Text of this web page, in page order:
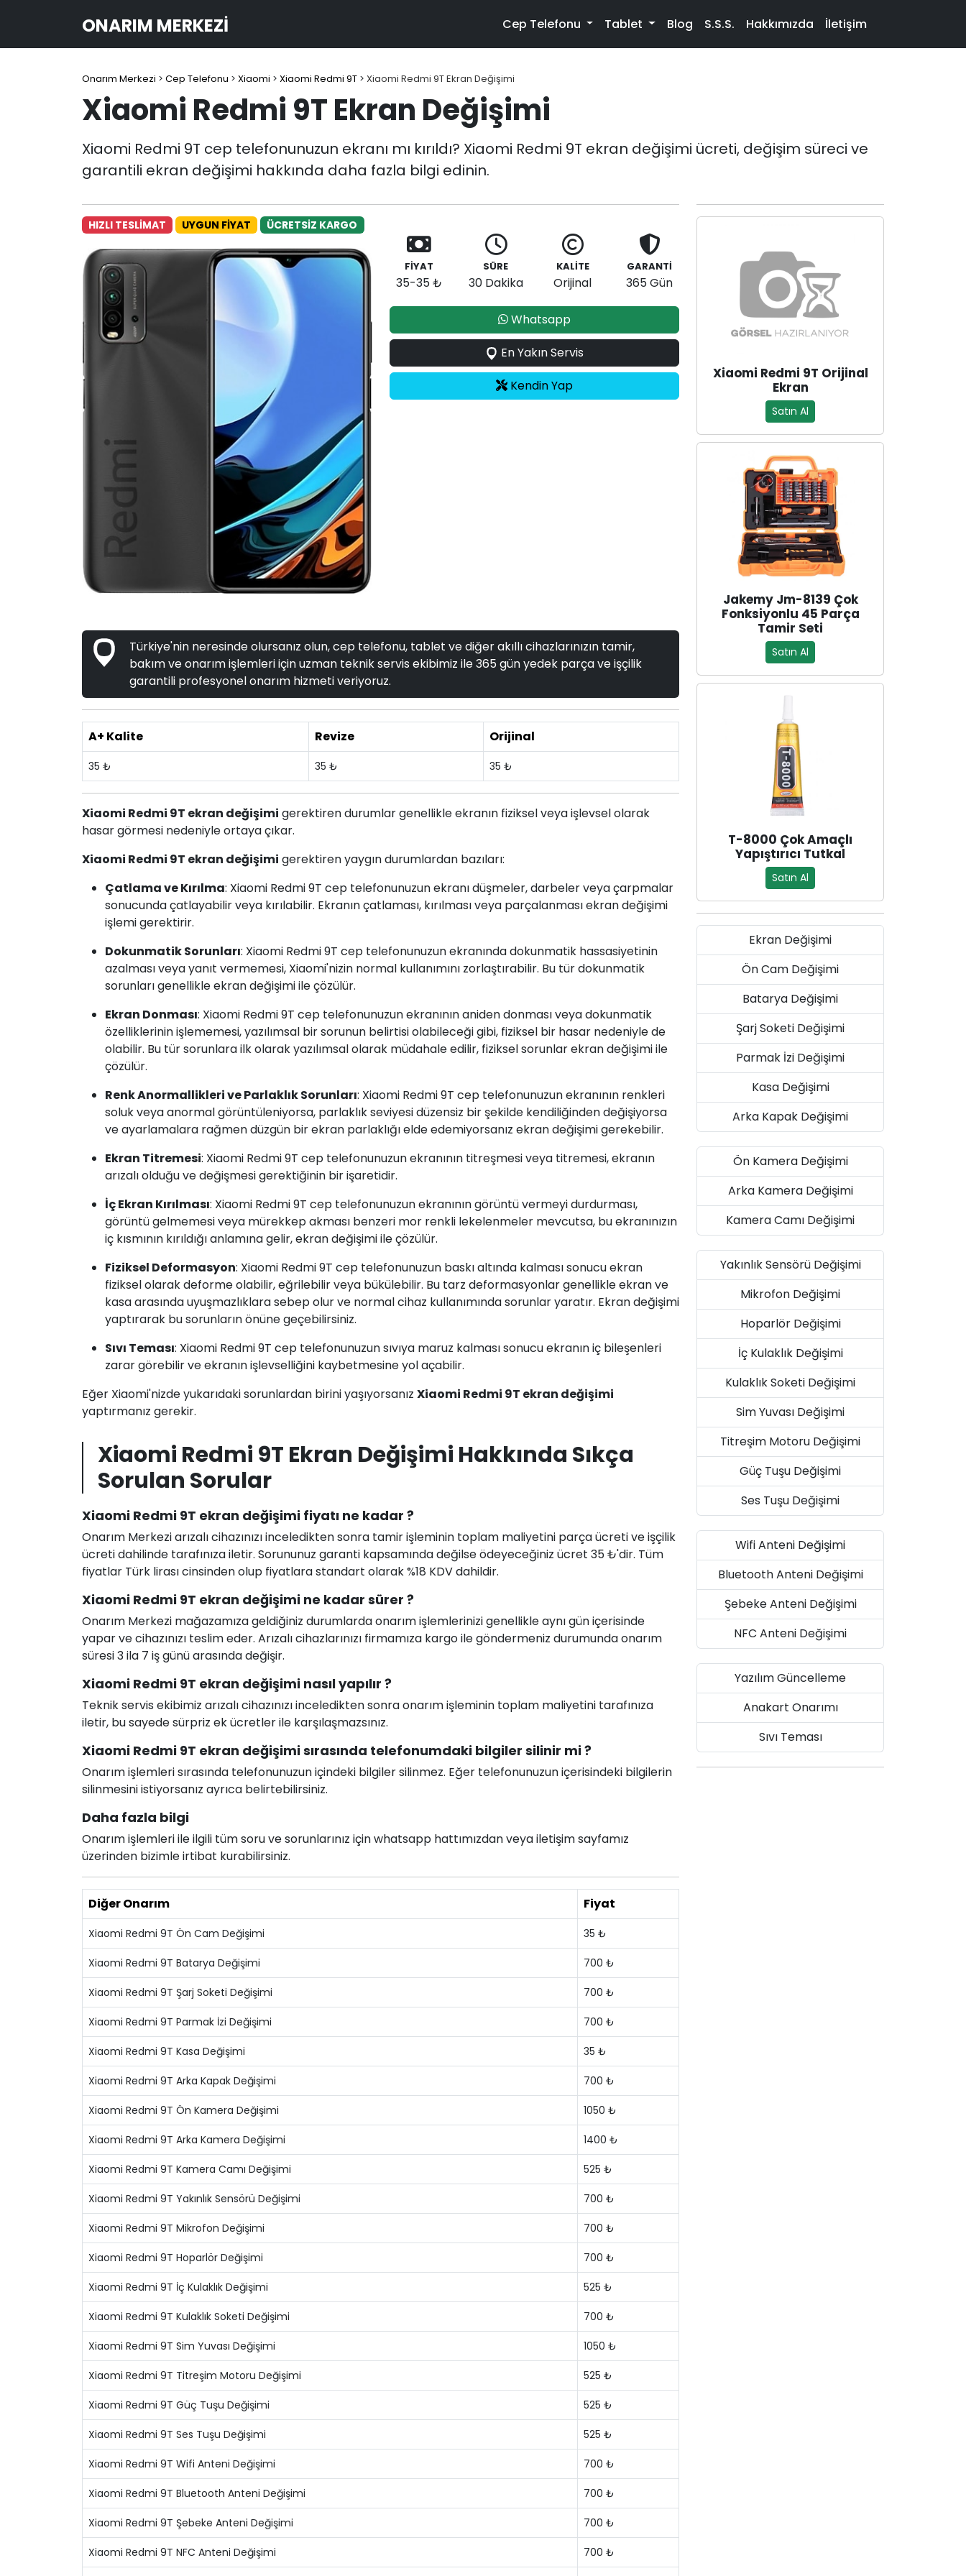
ONARIM MERKEZI Cep Telefonu Tablet Blog S.S.S. Hakkımızda İletişim
Onarım Merkezi > Cep Telefonu > Xiaomi > Xiaomi Redmi 9T > Xiaomi Redmi 9T Ekran Değişimi
Xiaomi Redmi 9T Ekran Değişimi
Xiaomi Redmi 9T cep telefonunuzun ekranı mı kırıldı? Xiaomi Redmi 9T ekran değişimi ücreti, değişim süreci ve
garantili ekran değişimi hakkında daha fazla bilgi edinin.
HIZLI TESLİMAT UYGUN FİYAT ÜCRETSİZ KARGO
FİYAT
35-35 ₺
SÜRE
30 Dakika
KALİTE
Orijinal
GARANTİ
365 Gün
Whatsapp
En Yakın Servis
Kendin Yap
Türkiye'nin neresinde olursanız olun, cep telefonu, tablet ve diğer akıllı cihazlarınızın tamir,
bakım ve onarım işlemleri için uzman teknik servis ekibimiz ile 365 gün yedek parça ve işçilik
garantili profesyonel onarım hizmeti veriyoruz.
A+ Kalite Revize Orijinal
35 ₺ 35 ₺ 35 ₺
Xiaomi Redmi 9T ekran değişimi gerektiren durumlar genellikle ekranın fiziksel veya işlevsel olarak
hasar görmesi nedeniyle ortaya çıkar.
Xiaomi Redmi 9T ekran değişimi gerektiren yaygın durumlardan bazıları:
Çatlama ve Kırılma: Xiaomi Redmi 9T cep telefonunuzun ekranı düşmeler, darbeler veya çarpmalar
sonucunda çatlayabilir veya kırılabilir. Ekranın çatlaması, kırılması veya parçalanması ekran değişimi
işlemi gerektirir.
Dokunmatik Sorunları: Xiaomi Redmi 9T cep telefonunuzun ekranında dokunmatik hassasiyetinin
azalması veya yanıt vermemesi, Xiaomi'nizin normal kullanımını zorlaştırabilir. Bu tür dokunmatik
sorunları genellikle ekran değişimi ile çözülür.
Ekran Donması: Xiaomi Redmi 9T cep telefonunuzun ekranının aniden donması veya dokunmatik
özelliklerinin işlememesi, yazılımsal bir sorunun belirtisi olabileceği gibi, fiziksel bir hasar nedeniyle de
olabilir. Bu tür sorunlara ilk olarak yazılımsal olarak müdahale edilir, fiziksel sorunlar ekran değişimi ile
çözülür.
Renk Anormallikleri ve Parlaklık Sorunları: Xiaomi Redmi 9T cep telefonunuzun ekranının renkleri
soluk veya anormal görüntüleniyorsa, parlaklık seviyesi düzensiz bir şekilde kendiliğinden değişiyorsa
ve ayarlamalara rağmen düzgün bir ekran parlaklığı elde edemiyorsanız ekran değişimi gerekebilir.
Ekran Titremesi: Xiaomi Redmi 9T cep telefonunuzun ekranının titreşmesi veya titremesi, ekranın
arızalı olduğu ve değişmesi gerektiğinin bir işaretidir.
İç Ekran Kırılması: Xiaomi Redmi 9T cep telefonunuzun ekranının görüntü vermeyi durdurması,
görüntü gelmemesi veya mürekkep akması benzeri mor renkli lekelenmeler mevcutsa, bu ekranınızın
iç kısmının kırıldığı anlamına gelir, ekran değişimi ile çözülür.
Fiziksel Deformasyon: Xiaomi Redmi 9T cep telefonunuzun baskı altında kalması sonucu ekran
fiziksel olarak deforme olabilir, eğrilebilir veya bükülebilir. Bu tarz deformasyonlar genellikle ekran ve
kasa arasında uyuşmazlıklara sebep olur ve normal cihaz kullanımında sorunlar yaratır. Ekran değişimi
yaptırarak bu sorunların önüne geçebilirsiniz.
Sıvı Teması: Xiaomi Redmi 9T cep telefonunuzun sıvıya maruz kalması sonucu ekranın iç bileşenleri
zarar görebilir ve ekranın işlevselliğini kaybetmesine yol açabilir.
Eğer Xiaomi'nizde yukarıdaki sorunlardan birini yaşıyorsanız Xiaomi Redmi 9T ekran değişimi
yaptırmanız gerekir.
Xiaomi Redmi 9T Ekran Değişimi Hakkında Sıkça
Sorulan Sorular
Xiaomi Redmi 9T ekran değişimi fiyatı ne kadar ?
Onarım Merkezi arızalı cihazınızı inceledikten sonra tamir işleminin toplam maliyetini parça ücreti ve işçilik
ücreti dahilinde tarafınıza iletir. Sorununuz garanti kapsamında değilse ödeyeceğiniz ücret 35 ₺'dir. Tüm
fiyatlar Türk lirası cinsinden olup fiyatlara standart olarak %18 KDV dahildir.
Xiaomi Redmi 9T ekran değişimi ne kadar sürer ?
Onarım Merkezi mağazamıza geldiğiniz durumlarda onarım işlemlerinizi genellikle aynı gün içerisinde
yapar ve cihazınızı teslim eder. Arızalı cihazlarınızı firmamıza kargo ile göndermeniz durumunda onarım
süresi 3 ila 7 iş günü arasında değişir.
Xiaomi Redmi 9T ekran değişimi nasıl yapılır ?
Teknik servis ekibimiz arızalı cihazınızı inceledikten sonra onarım işleminin toplam maliyetini tarafınıza
iletir, bu sayede sürpriz ek ücretler ile karşılaşmazsınız.
Xiaomi Redmi 9T ekran değişimi sırasında telefonumdaki bilgiler silinir mi ?
Onarım işlemleri sırasında telefonunuzun içindeki bilgiler silinmez. Eğer telefonunuzun içerisindeki bilgilerin
silinmesini istiyorsanız ayrıca belirtebilirsiniz.
Daha fazla bilgi
Onarım işlemleri ile ilgili tüm soru ve sorunlarınız için whatsapp hattımızdan veya iletişim sayfamız
üzerinden bizimle irtibat kurabilirsiniz.
Diğer Onarım Fiyat
Xiaomi Redmi 9T Ön Cam Değişimi 35 ₺
Xiaomi Redmi 9T Batarya Değişimi 700 ₺
Xiaomi Redmi 9T Şarj Soketi Değişimi 700 ₺
Xiaomi Redmi 9T Parmak İzi Değişimi 700 ₺
Xiaomi Redmi 9T Kasa Değişimi 35 ₺
Xiaomi Redmi 9T Arka Kapak Değişimi 700 ₺
Xiaomi Redmi 9T Ön Kamera Değişimi 1050 ₺
Xiaomi Redmi 9T Arka Kamera Değişimi 1400 ₺
Xiaomi Redmi 9T Kamera Camı Değişimi 525 ₺
Xiaomi Redmi 9T Yakınlık Sensörü Değişimi 700 ₺
Xiaomi Redmi 9T Mikrofon Değişimi 700 ₺
Xiaomi Redmi 9T Hoparlör Değişimi 700 ₺
Xiaomi Redmi 9T İç Kulaklık Değişimi 525 ₺
Xiaomi Redmi 9T Kulaklık Soketi Değişimi 700 ₺
Xiaomi Redmi 9T Sim Yuvası Değişimi 1050 ₺
Xiaomi Redmi 9T Titreşim Motoru Değişimi 525 ₺
Xiaomi Redmi 9T Güç Tuşu Değişimi 525 ₺
Xiaomi Redmi 9T Ses Tuşu Değişimi 525 ₺
Xiaomi Redmi 9T Wifi Anteni Değişimi 700 ₺
Xiaomi Redmi 9T Bluetooth Anteni Değişimi 700 ₺
Xiaomi Redmi 9T Şebeke Anteni Değişimi 700 ₺
Xiaomi Redmi 9T NFC Anteni Değişimi 700 ₺
Xiaomi Redmi 9T Orijinal
Ekran
Satın Al
Jakemy Jm-8139 Çok
Fonksiyonlu 45 Parça
Tamir Seti
Satın Al
T-8000 Çok Amaçlı
Yapıştırıcı Tutkal
Satın Al
Ekran Değişimi
Ön Cam Değişimi
Batarya Değişimi
Şarj Soketi Değişimi
Parmak İzi Değişimi
Kasa Değişimi
Arka Kapak Değişimi
Ön Kamera Değişimi
Arka Kamera Değişimi
Kamera Camı Değişimi
Yakınlık Sensörü Değişimi
Mikrofon Değişimi
Hoparlör Değişimi
İç Kulaklık Değişimi
Kulaklık Soketi Değişimi
Sim Yuvası Değişimi
Titreşim Motoru Değişimi
Güç Tuşu Değişimi
Ses Tuşu Değişimi
Wifi Anteni Değişimi
Bluetooth Anteni Değişimi
Şebeke Anteni Değişimi
NFC Anteni Değişimi
Yazılım Güncelleme
Anakart Onarımı
Sıvı Teması